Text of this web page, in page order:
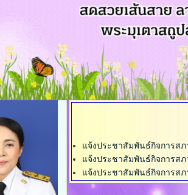
แจ้งประชาสัมพันธ์กิจการสภ
แจ้งประชาสัมพันธ์กิจการสภ
แจ้งประชาสัมพันธ์กิจการสภ